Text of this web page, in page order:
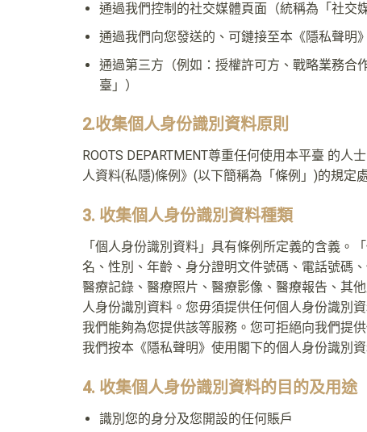
通過我們控制的社交媒體頁面（統稱為「社交
通過我們向您發送的、可鏈接至本《隱私聲明
通過第三方（例如：授權許可方、戰略業務合
臺」）
2.收集個人身份識別資料原則
ROOTS DEPARTMENT尊重任何使用本平臺 的
人資料(私隱)條例》(以下簡稱為「條例」)的規定
3. 收集個人身份識別資料種類
「個人身份識別資料」具有條例所定義的含義
名、性別、年齡、身分證明文件號碼、電話號碼
醫療記錄、醫療照片、醫療影像、醫療報告、其
人身份識別資料。您毋須提供任何個人身份識別
我們能夠為您提供該等服務。您可拒絕向我們提
我們按本《隱私聲明》使用閣下的個人身份識別資
4. 收集個人身份識別資料的目的及用途
識別您的身分及您開設的任何賬戶